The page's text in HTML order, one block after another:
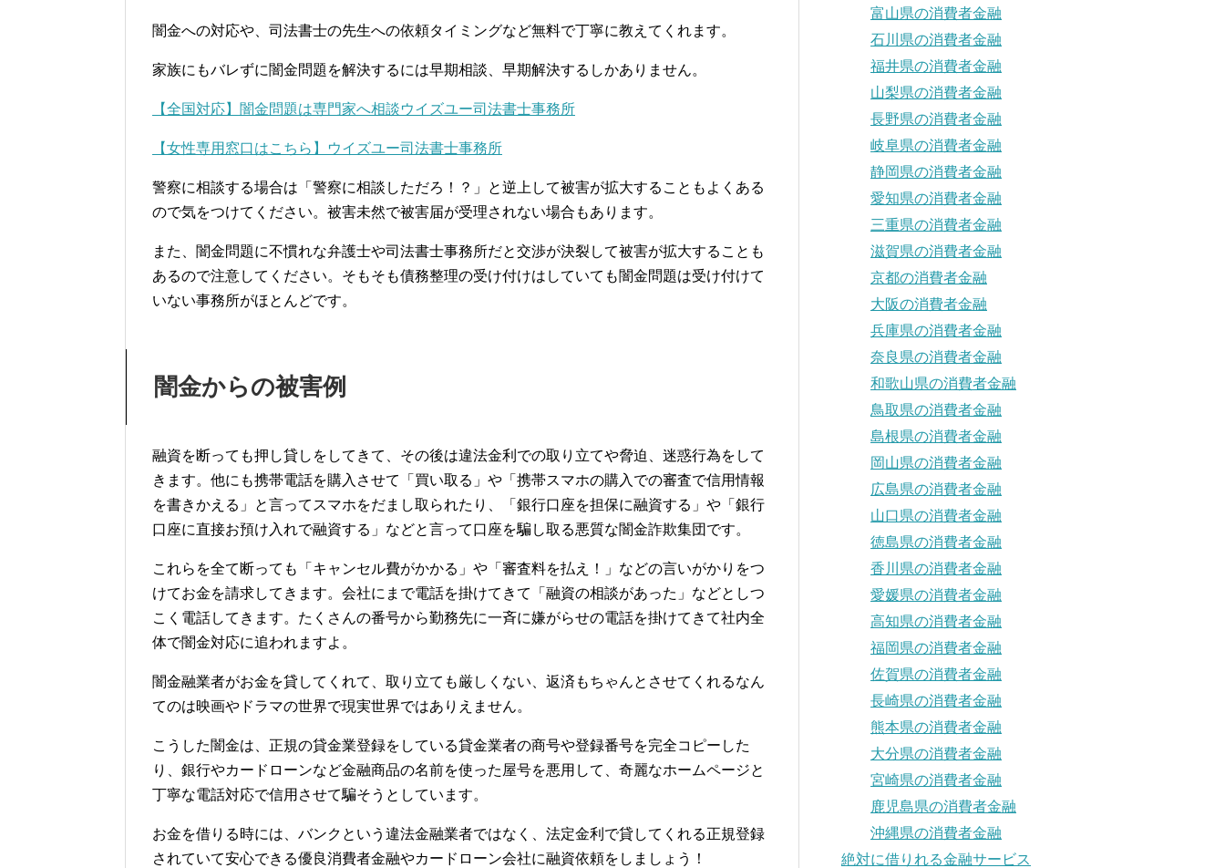
闇金への対応や、司法書士の先生への依頼タイミングなど無料で丁寧に教えてくれます。
家族にもバレずに闇金問題を解決するには早期相談、早期解決するしかありません。
【全国対応】闇金問題は専門家へ相談ウイズユー司法書士事務所
【女性専用窓口はこちら】ウイズユー司法書士事務所
警察に相談する場合は「警察に相談しただろ！？」と逆上して被害が拡大することもよくある
ので気をつけてください。被害未然で被害届が受理されない場合もあります。
また、闇金問題に不慣れな弁護士や司法書士事務所だと交渉が決裂して被害が拡大することも
あるので注意してください。そもそも債務整理の受け付けはしていても闇金問題は受け付けて
いない事務所がほとんどです。
闇金からの被害例
融資を断っても押し貸しをしてきて、その後は違法金利での取り立てや脅迫、迷惑行為をして
きます。他にも携帯電話を購入させて「買い取る」や「携帯スマホの購入での審査で信用情報
を書きかえる」と言ってスマホをだまし取られたり、「銀行口座を担保に融資する」や「銀行
口座に直接お預け入れで融資する」などと言って口座を騙し取る悪質な闇金詐欺集団です。
これらを全て断っても「キャンセル費がかかる」や「審査料を払え！」などの言いがかりをつ
けてお金を請求してきます。会社にまで電話を掛けてきて「融資の相談があった」などとしつ
こく電話してきます。たくさんの番号から勤務先に一斉に嫌がらせの電話を掛けてきて社内全
体で闇金対応に追われますよ。
闇金融業者がお金を貸してくれて、取り立ても厳しくない、返済もちゃんとさせてくれるなん
てのは映画やドラマの世界で現実世界ではありえません。
こうした闇金は、正規の貸金業登録をしている貸金業者の商号や登録番号を完全コピーした
り、銀行やカードローンなど金融商品の名前を使った屋号を悪用して、奇麗なホームページと
丁寧な電話対応で信用させて騙そうとしています。
お金を借りる時には、バンクという違法金融業者ではなく、法定金利で貸してくれる正規登録
されていて安心できる優良消費者金融やカードローン会社に融資依頼をしましょう！
富山県の消費者金融
石川県の消費者金融
福井県の消費者金融
山梨県の消費者金融
長野県の消費者金融
岐阜県の消費者金融
静岡県の消費者金融
愛知県の消費者金融
三重県の消費者金融
滋賀県の消費者金融
京都の消費者金融
大阪の消費者金融
兵庫県の消費者金融
奈良県の消費者金融
和歌山県の消費者金融
鳥取県の消費者金融
島根県の消費者金融
岡山県の消費者金融
広島県の消費者金融
山口県の消費者金融
徳島県の消費者金融
香川県の消費者金融
愛媛県の消費者金融
高知県の消費者金融
福岡県の消費者金融
佐賀県の消費者金融
長崎県の消費者金融
熊本県の消費者金融
大分県の消費者金融
宮崎県の消費者金融
鹿児島県の消費者金融
沖縄県の消費者金融
絶対に借りれる金融サービス